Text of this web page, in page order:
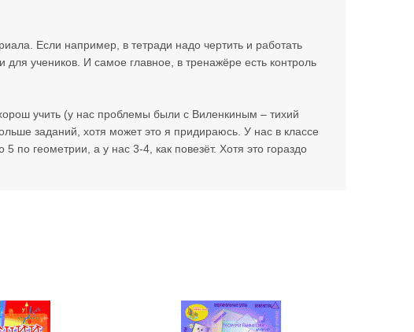
Если например, в тетради надо чертить и работать
учеников. И самое главное, в тренажёре есть контроль
учить (у нас проблемы были с Виленкиным – тихий
заданий, хотя может это я придираюсь. У нас в классе
по геометрии, а у нас 3-4, как повезёт. Хотя это гораздо